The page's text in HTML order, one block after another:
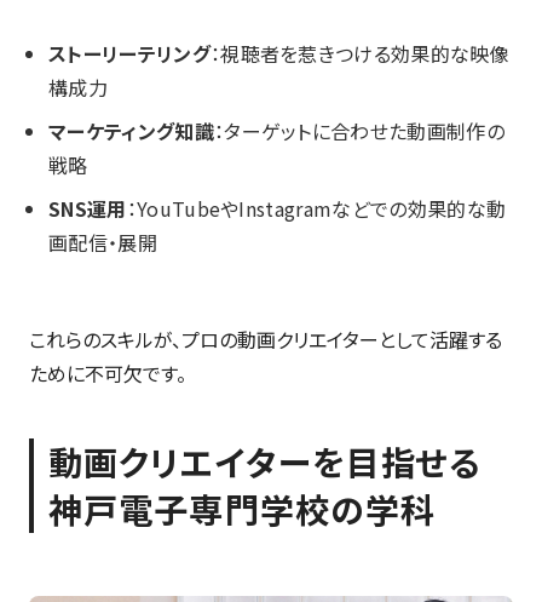
ストーリーテリング：視聴者を惹きつける効果的な映像
構成力
マーケティング知識：ターゲットに合わせた動画制作の
戦略
SNS運用：YouTubeやInstagramなどでの効果的な動
画配信・展開
これらのスキルが、プロの動画クリエイターとして活躍する
ために不可欠です。
動画クリエイターを目指せる
神戸電子専門学校の学科